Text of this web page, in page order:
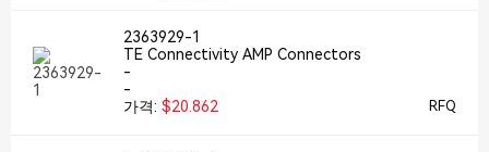
2363929-1
TE Connectivity AMP Connectors
-
-
가격: $20.862 RFQ